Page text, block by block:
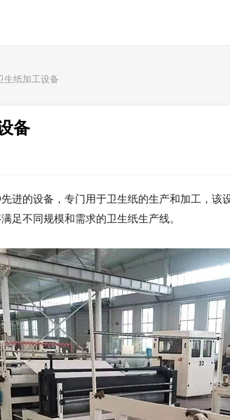
生纸加工设备
备
进的设备，专门用于卫生纸的生产和加工，该
足不同规模和需求的卫生纸生产线。